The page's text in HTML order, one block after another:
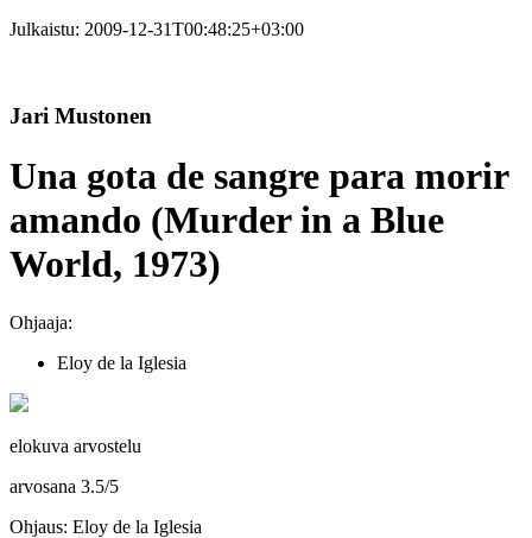
Julkaistu: 2009-12-31T00:48:25+03:00
Jari Mustonen
Una gota de sangre para morir
amando (Murder in a Blue
World, 1973)
Ohjaaja:
Eloy de la Iglesia
elokuva arvostelu
arvosana 3.5/5
Ohjaus: Eloy de la Iglesia